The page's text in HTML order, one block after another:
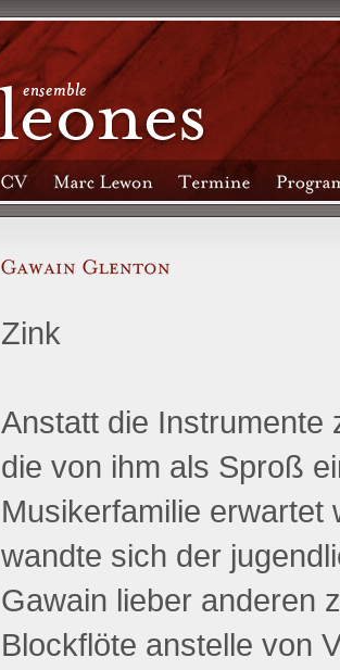
Zink
Anstatt die Instrumente
die von ihm als Sproß
Musikerfamilie erwartet
wandte sich der
Gawain lieber anderen
Blockflöte anstelle von